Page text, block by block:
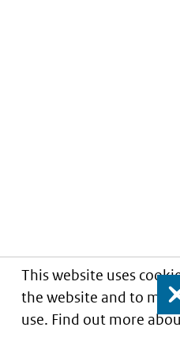
This website uses
the website and to
use. Find out more